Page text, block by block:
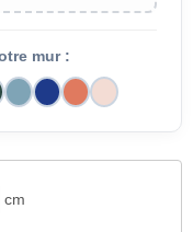
mur :
cm